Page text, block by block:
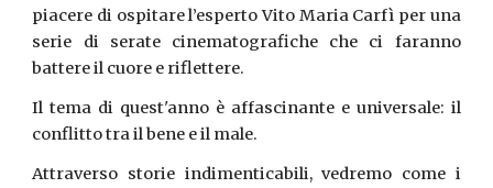
piacere di ospitare l’esperto Vito Maria Carfì per una
serie di serate cinematografiche che ci faranno
battere il cuore e riflettere.
Il tema di quest'anno è affascinante e universale: il
conflitto tra il bene e il male.
Attraverso storie indimenticabili, vedremo come i